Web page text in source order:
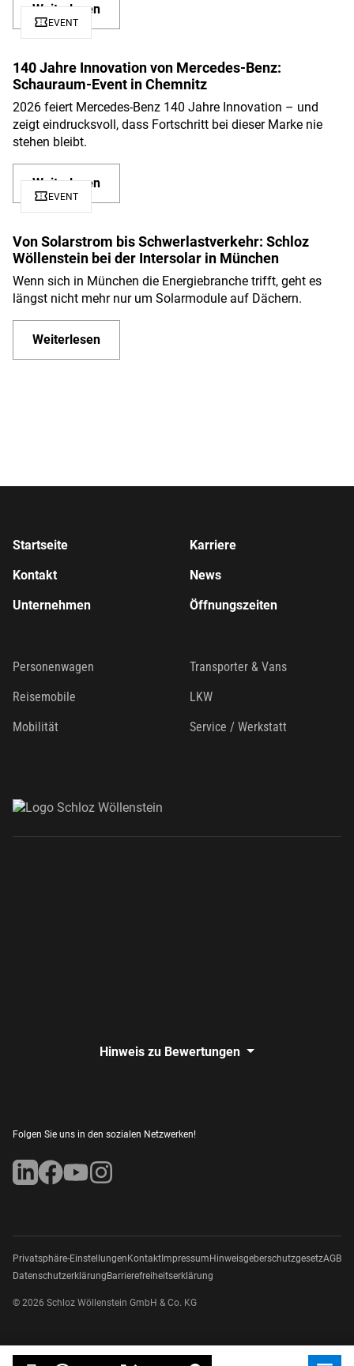
Weiterlesen
confirmation_numberEVENT
140 Jahre Innovation von Mercedes-Benz:
Schauraum-Event in Chemnitz
2026 feiert Mercedes-Benz 140 Jahre Innovation – und
zeigt eindrucksvoll, dass Fortschritt bei dieser Marke nie
stehen bleibt.
Weiterlesen
confirmation_numberEVENT
Von Solarstrom bis Schwerlastverkehr: Schloz
Wöllenstein bei der Intersolar in München
Wenn sich in München die Energiebranche trifft, geht es
längst nicht mehr nur um Solarmodule auf Dächern.
Weiterlesen
Startseite
Karriere
Kontakt
News
Unternehmen
Öffnungszeiten
Personenwagen
Transporter & Vans
Reisemobile
LKW
Mobilität
Service / Werkstatt
Hinweis zu Bewertungen
Folgen Sie uns in den sozialen Netzwerken!
Privatsphäre-EinstellungenKontaktImpressumHinweisgeberschutzgesetzAGB
DatenschutzerklärungBarrierefreiheitserklärung
© 2026 Schloz Wöllenstein GmbH & Co. KG